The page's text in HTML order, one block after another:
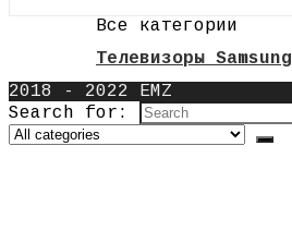
Все категории
Телевизоры Samsung
2018 - 2022 EMZ
Search for: